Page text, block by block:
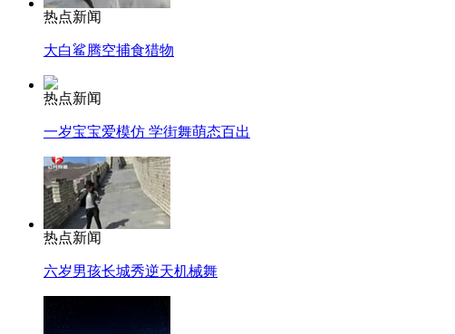
热点新闻
大白鲨腾空捕食猎物
热点新闻
一岁宝宝爱模仿 学街舞萌态百出
热点新闻
六岁男孩长城秀逆天机械舞